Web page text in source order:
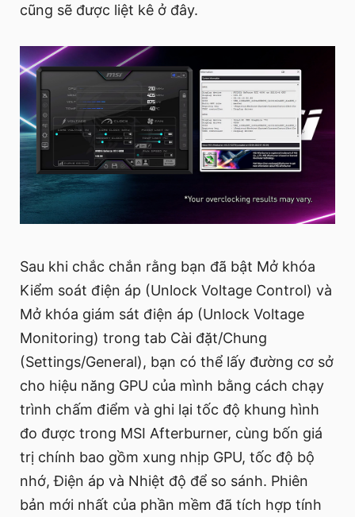
cũng sẽ được liệt kê ở đây.
Sau khi chắc chắn rằng bạn đã bật Mở khóa
Kiểm soát điện áp (Unlock Voltage Control) và
Mở khóa giám sát điện áp (Unlock Voltage
Monitoring) trong tab Cài đặt/Chung
(Settings/General), bạn có thể lấy đường cơ sở
cho hiệu năng GPU của mình bằng cách chạy
trình chấm điểm và ghi lại tốc độ khung hình
đo được trong MSI Afterburner, cùng bốn giá
trị chính bao gồm xung nhịp GPU, tốc độ bộ
nhớ, Điện áp và Nhiệt độ để so sánh. Phiên
bản mới nhất của phần mềm đã tích hợp tính